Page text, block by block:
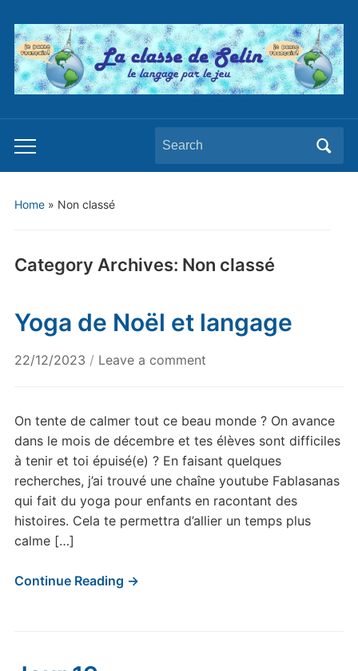
Toggle
mobile
Search
for:
Home» Non classé
Category Archives: Non classé
Yoga de Noël et langage
22/12/2023 / Leave a comment
On tente de calmer tout ce beau monde ? On avance
dans le mois de décembre et tes élèves sont difficiles
à tenir et toi épuisé(e) ? En faisant quelques
recherches, j’ai trouvé une chaîne youtube Fablasanas
qui fait du yoga pour enfants en racontant des
histoires. Cela te permettra d’allier un temps plus
calme […]
Continue Reading →